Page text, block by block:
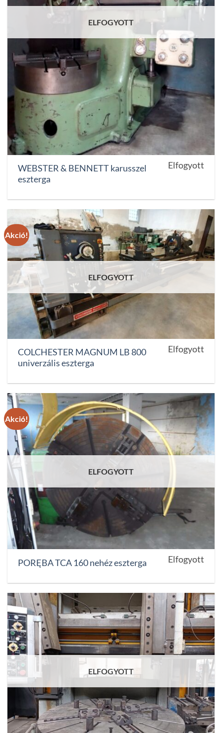
ELFOGYOTT
WEBSTER & BENNETT karusszel
eszterga
Elfogyott
Akció!
ELFOGYOTT
COLCHESTER MAGNUM LB 800
univerzális eszterga
Elfogyott
Akció!
ELFOGYOTT
PORĘBA TCA 160 nehéz eszterga Elfogyott
ELFOGYOTT